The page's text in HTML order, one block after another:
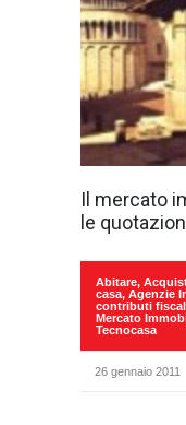
Il mercato
le
Abitare,
casa, Agenzie
contributi
Mercato
Tecnocasa
26 gennaio 2011